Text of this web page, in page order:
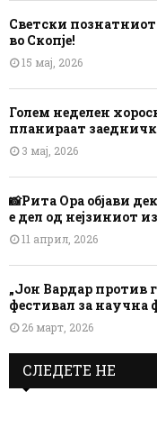
Светски познатниот
во Скопје!
15 мај, 2026
Голем неделен
планираат
3 мај, 2026
📸Рита Ора објави
е дел од нејзиниот
11 април, 2026
„Јон Вардар против
фестивал за научна
26 март, 2026
СЛЕДЕТЕ НЕ